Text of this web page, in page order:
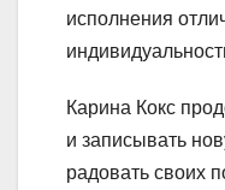
исполнения
Карина Кокс
и записывать
радовать своих